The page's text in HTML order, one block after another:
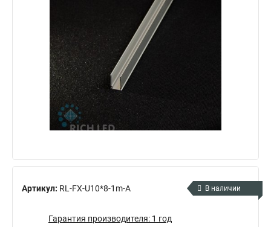
Артикул: RL-FX-U10*8-1m-A В наличии
Гарантия производителя: 1 год